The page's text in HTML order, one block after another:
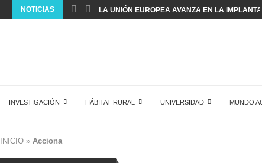
NOTICIAS LA UNIÓN EUROPEA AVANZA EN LA
INVESTIGACIÓN HÁBITAT RURAL UNIVERSIDAD MUNDO
INICIO » Acciona